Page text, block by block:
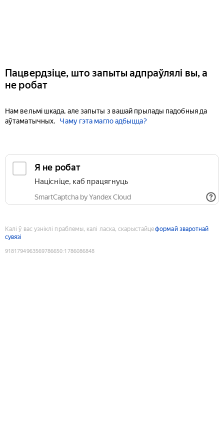
Пацвердзіце, што запыты адпраўлялі вы, а
не робат
Нам вельмі шкада, але запыты з вашай прылады падобныя да
аўтаматычных.
Чаму гэта магло адбыцца?
Я не робат
Націсніце, каб працягнуць
SmartCaptcha by Yandex Cloud
Калі ў вас узніклі праблемы, калі ласка, скарыстайцеформай зваротнай
сувязі
9181794963569786650:1786086848